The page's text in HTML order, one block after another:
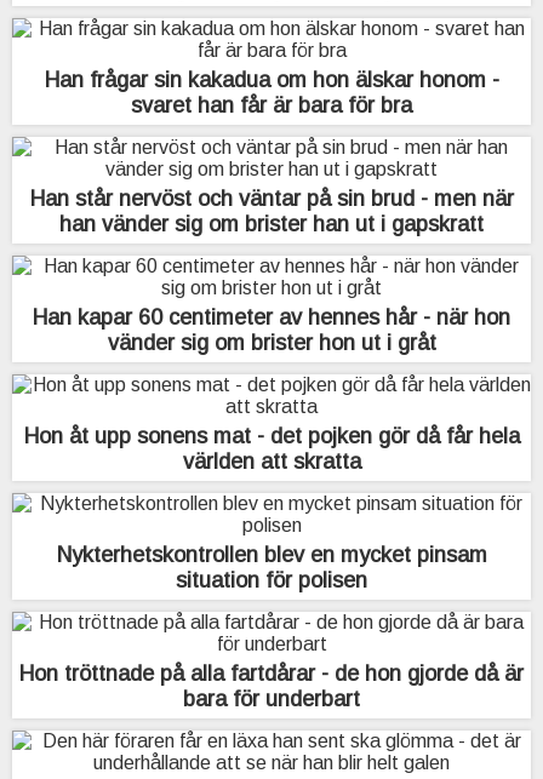
Han frågar sin kakadua om hon älskar honom -
svaret han får är bara för bra
Han står nervöst och väntar på sin brud - men när
han vänder sig om brister han ut i gapskratt
Han kapar 60 centimeter av hennes hår - när hon
vänder sig om brister hon ut i gråt
Hon åt upp sonens mat - det pojken gör då får hela
världen att skratta
Nykterhetskontrollen blev en mycket pinsam
situation för polisen
Hon tröttnade på alla fartdårar - de hon gjorde då är
bara för underbart